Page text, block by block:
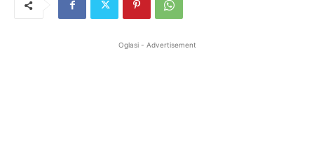
Oglasi - Advertisement